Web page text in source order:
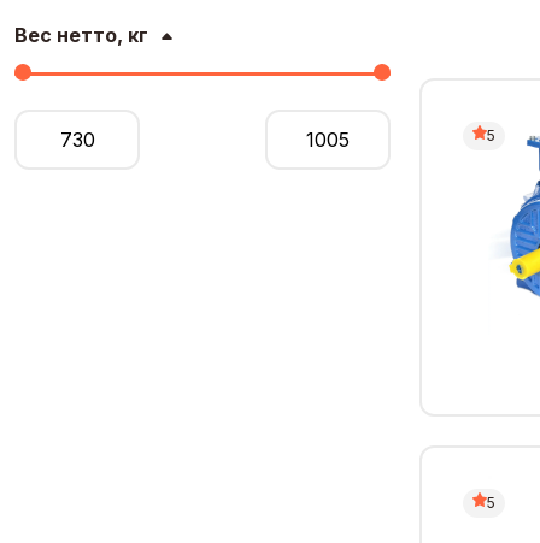
Вес нетто, кг
5
5